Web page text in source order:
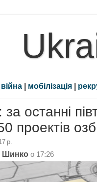
війна | мобілізація |
останні
проектів
р.
Шинко о 17:26